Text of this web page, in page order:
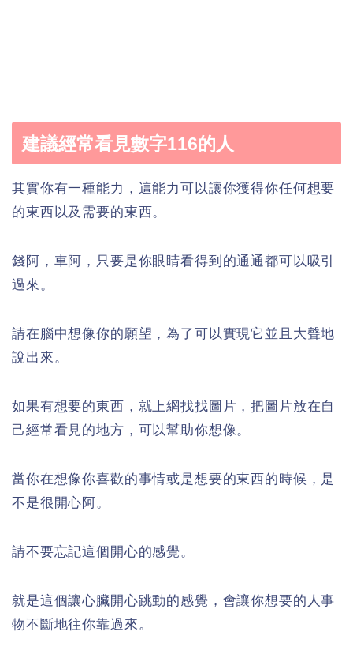
建議經常看見數字116的人
其實你有一種能力，這能力可以讓你獲得你任何想要
的東西以及需要的東西。
錢阿，車阿，只要是你眼睛看得到的通通都可以吸引
過來。
請在腦中想像你的願望，為了可以實現它並且大聲地
說出來。
如果有想要的東西，就上網找找圖片，把圖片放在自
己經常看見的地方，可以幫助你想像。
當你在想像你喜歡的事情或是想要的東西的時候，是
不是很開心阿。
請不要忘記這個開心的感覺。
就是這個讓心臟開心跳動的感覺，會讓你想要的人事
物不斷地往你靠過來。